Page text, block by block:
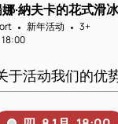
·納夫卡的花式滑
新年活动
3+
18:00
于活动我们的优